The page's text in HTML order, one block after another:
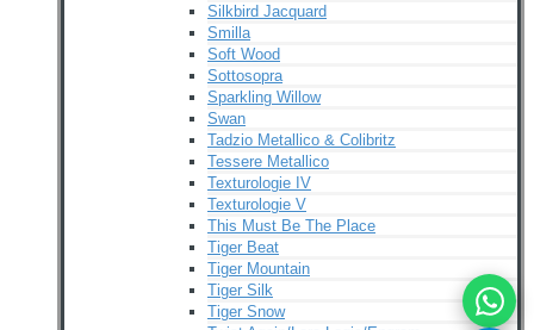
Silkbird Jacquard
Smilla
Soft Wood
Sottosopra
Sparkling Willow
Swan
Tadzio Metallico & Colibritz
Tessere Metallico
Texturologie IV
Texturologie V
This Must Be The Place
Tiger Beat
Tiger Mountain
Tiger Silk
Tiger Snow